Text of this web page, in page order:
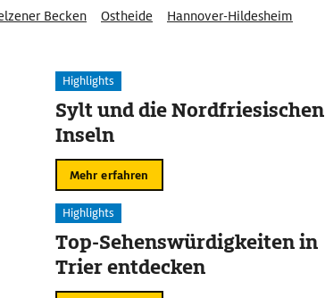
Becken Ostheide Hannover-Hildesheim
Highlights
Sylt und die Nordfriesischen
Inseln
Mehr erfahren
Highlights
Top-Sehenswürdigkeiten in
Trier entdecken